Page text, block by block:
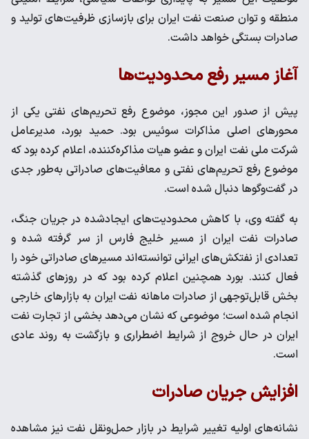
منطقه و توان صنعت نفت ایران برای بازسازی ظرفیت‌های تولید و
صادرات بستگی خواهد داشت.
آغاز مسیر رفع محدودیت‌ها
پیش از صدور این مجوز، موضوع رفع تحریم‌های نفتی یکی از
محورهای اصلی مذاکرات سوئیس بود. حمید بورد، مدیرعامل
شرکت ملی نفت ایران و عضو هیات مذاکره‌کننده، اعلام کرده بود که
موضوع رفع تحریم‌های نفتی و معافیت‌های صادراتی به‌طور جدی
در گفت‌وگوها دنبال شده است.
به گفته وی، با کاهش محدودیت‌های ایجادشده در جریان جنگ،
صادرات نفت ایران از مسیر خلیج فارس از سر گرفته شده و
تعدادی از نفتکش‌های ایرانی توانسته‌اند مسیرهای صادراتی خود را
فعال کنند. بورد همچنین اعلام کرده بود که در روزهای گذشته
بخش قابل‌توجهی از صادرات ماهانه نفت ایران به بازارهای خارجی
انجام شده است؛ موضوعی که نشان می‌دهد بخشی از تجارت نفت
ایران در حال خروج از شرایط اضطراری و بازگشت به روند عادی
است.
افزایش جریان صادرات
نشانه‌های اولیه تغییر شرایط در بازار حمل‌ونقل نفت نیز مشاهده